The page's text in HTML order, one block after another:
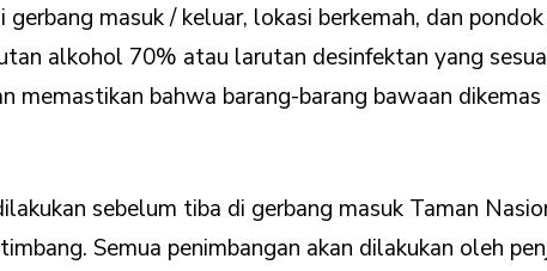
masuk / keluar, lokasi berkemah, dan
alkohol 70% atau larutan desinfektan yang
memastikan bahwa barang-barang bawaan
sebelum tiba di gerbang masuk Taman
Semua penimbangan akan dilakukan oleh